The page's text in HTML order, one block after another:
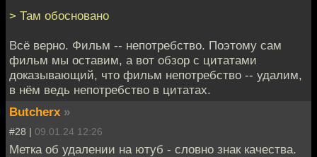
> Там обосновано
Всё верно. Фильм -- непотребство. Поэтому сам
фильм мы оставим, а вот обзор с цитатами
доказывающий, что фильм непотребство -- удалим,
в нём ведь непотребство в цитатах.
Butcherx »
#28 | 09.01.24 12:26
Метка об удалении на ютуб - словно знак качества.